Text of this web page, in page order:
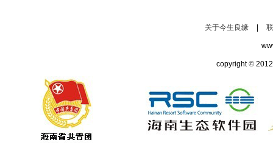
关于今生良缘
copyright©